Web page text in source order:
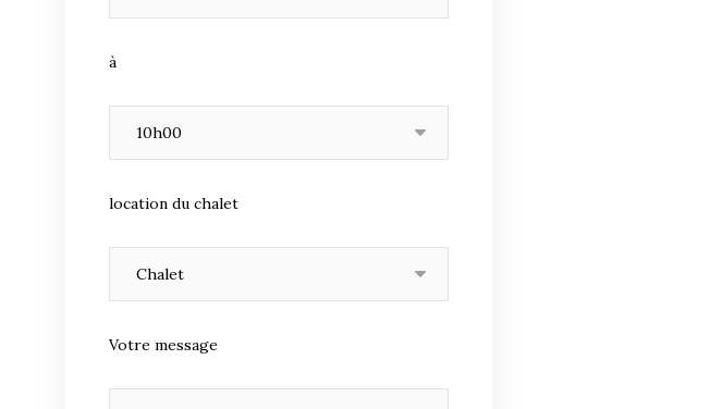
à
location du chalet
Votre message